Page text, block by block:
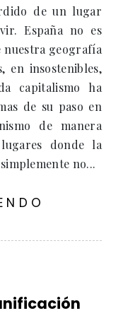
de un lugar
España no es
nuestra geografía
en insostenibles,
capitalismo ha
de su paso en
de manera
donde la
no...